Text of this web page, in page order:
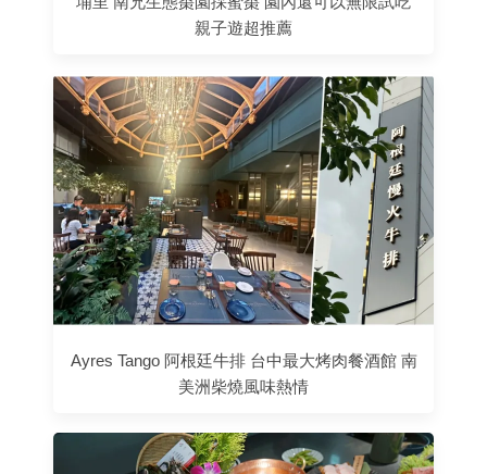
親子遊超推薦
Ayres Tango 阿根廷牛排 台中最大烤肉餐酒館 南
美洲柴燒風味熱情